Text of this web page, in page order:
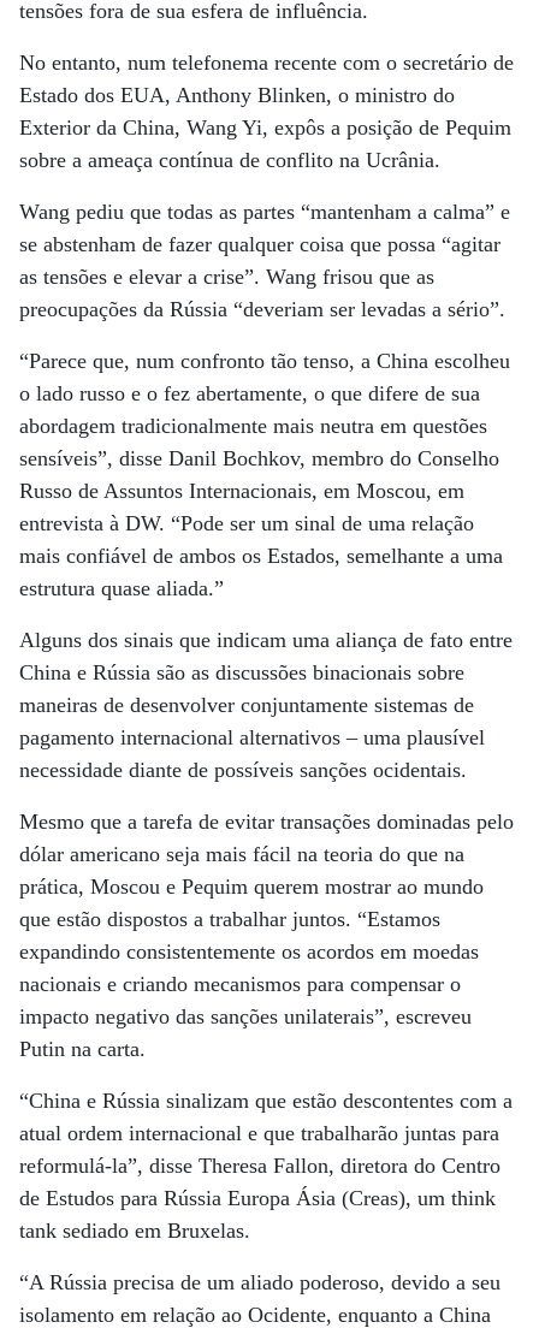
tensões fora de sua esfera de influência.
No entanto, num telefonema recente com o secretário de
Estado dos EUA, Anthony Blinken, o ministro do
Exterior da China, Wang Yi, expôs a posição de Pequim
sobre a ameaça contínua de conflito na Ucrânia.
Wang pediu que todas as partes “mantenham a calma” e
se abstenham de fazer qualquer coisa que possa “agitar
as tensões e elevar a crise”. Wang frisou que as
preocupações da Rússia “deveriam ser levadas a sério”.
“Parece que, num confronto tão tenso, a China escolheu
o lado russo e o fez abertamente, o que difere de sua
abordagem tradicionalmente mais neutra em questões
sensíveis”, disse Danil Bochkov, membro do Conselho
Russo de Assuntos Internacionais, em Moscou, em
entrevista à DW. “Pode ser um sinal de uma relação
mais confiável de ambos os Estados, semelhante a uma
estrutura quase aliada.”
Alguns dos sinais que indicam uma aliança de fato entre
China e Rússia são as discussões binacionais sobre
maneiras de desenvolver conjuntamente sistemas de
pagamento internacional alternativos – uma plausível
necessidade diante de possíveis sanções ocidentais.
Mesmo que a tarefa de evitar transações dominadas pelo
dólar americano seja mais fácil na teoria do que na
prática, Moscou e Pequim querem mostrar ao mundo
que estão dispostos a trabalhar juntos. “Estamos
expandindo consistentemente os acordos em moedas
nacionais e criando mecanismos para compensar o
impacto negativo das sanções unilaterais”, escreveu
Putin na carta.
“China e Rússia sinalizam que estão descontentes com a
atual ordem internacional e que trabalharão juntas para
reformulá-la”, disse Theresa Fallon, diretora do Centro
de Estudos para Rússia Europa Ásia (Creas), um think
tank sediado em Bruxelas.
“A Rússia precisa de um aliado poderoso, devido a seu
isolamento em relação ao Ocidente, enquanto a China